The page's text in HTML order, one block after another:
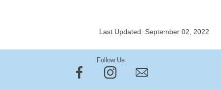
Last Updated: September 02, 2022
Follow Us